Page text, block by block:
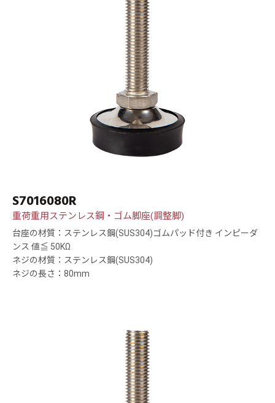
S7016080R
重荷重用ステンレス鋼・ゴム脚座(調整脚)
台座の材質：ステンレス鋼(SUS304)ゴムパッド付き インピーダ
ンス 値≦ 50KΩ
ネジの材質：ステンレス鋼(SUS304)
ネジの長さ：80mm